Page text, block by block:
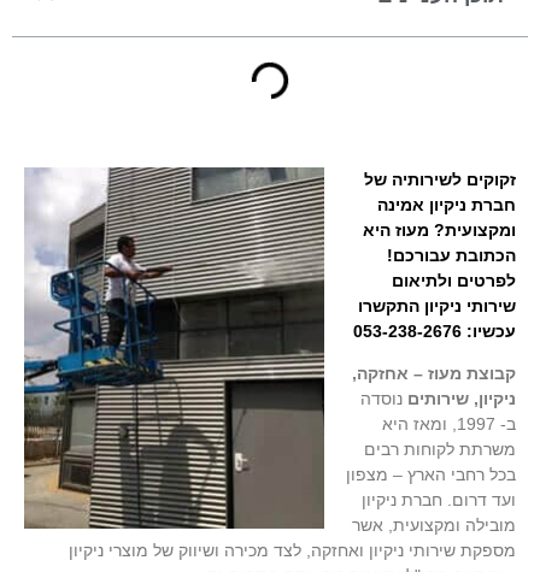
זקוקים לשירותיה של
חברת ניקיון אמינה
ומקצועית? מעוז היא
הכתובת עבורכם!
לפרטים ולתיאום
שירותי ניקיון התקשרו
עכשיו: 053-238-2676
קבוצת מעוז – אחזקה,
ניקיון, שירותים נוסדה
ב- 1997, ומאז היא
משרתת לקוחות רבים
בכל רחבי הארץ – מצפון
ועד דרום. חברת ניקיון
מובילה ומקצועית, אשר
מספקת שירותי ניקיון ואחזקה, לצד מכירה ושיווק של מוצרי ניקיון